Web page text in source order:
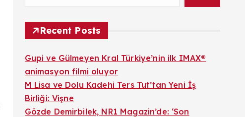
Recent Posts
Gupi ve Gülmeyen Kral Türkiye’nin ilk IMAX®
animasyon filmi oluyor
M Lisa ve Dolu Kadehi Ters Tut’tan Yeni İş
Birliği: Vişne
Gözde Demirbilek, NR1 Magazin’de: ‘Son